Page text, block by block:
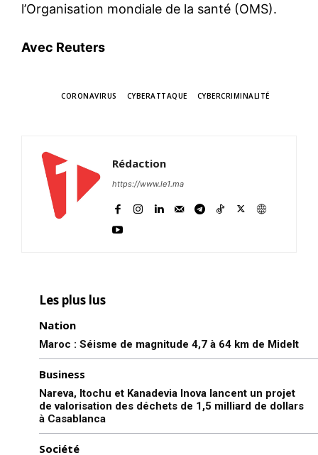
l’Organisation mondiale de la santé (OMS).
Avec Reuters
CORONAVIRUS CYBERATTAQUE CYBERCRIMINALITÉ
Rédaction
https://www.le1.ma
Les plus lus
Nation
Maroc : Séisme de magnitude 4,7 à 64 km de Midelt
Business
Nareva, Itochu et Kanadevia Inova lancent un projet
de valorisation des déchets de 1,5 milliard de dollars
à Casablanca
Société